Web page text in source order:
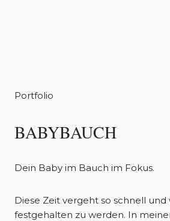
Portfolio
BABYBAUCH
Dein Baby im Bauch im Fokus.
Diese Zeit vergeht so schnell und
festgehalten zu werden. In